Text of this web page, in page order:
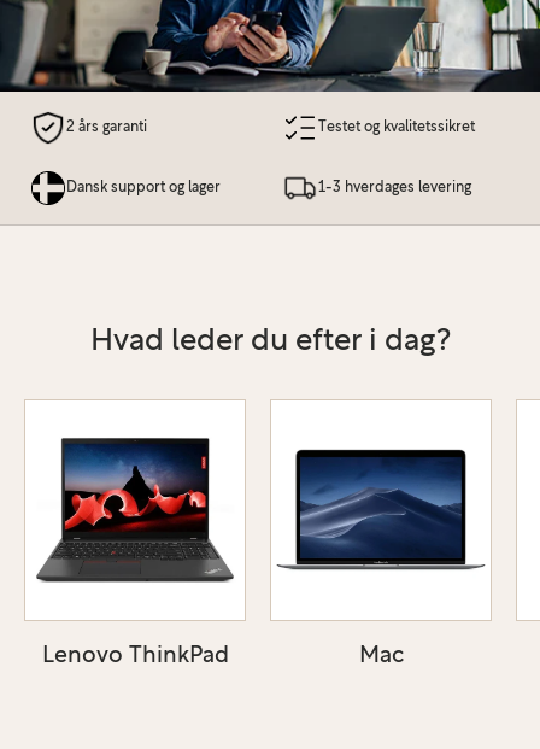
2 års garanti Testet og kvalitetssikret
Dansk support og lager 1-3 hverdages levering
Hvad leder du efter i dag?
Lenovo ThinkPad Mac